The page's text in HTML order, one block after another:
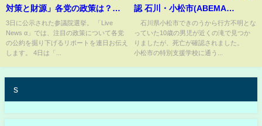
対策と財源」各党の政策は？給
付・減税掲げるも財源に注目す
る必要も
3日に公示された参議院選挙。 「Live
News α」では、注目の政策について各党
の公約を掘り下げるリポートを連日お伝え
します。 4日は「...
認 石川・小松市(ABEMA
TIMES)
石川県小松市できのうから行方不明とな
っていた10歳の男児が近くの滝で見つか
りましたが、死亡が確認されました。
小松市の特別支援学校に通う...
s